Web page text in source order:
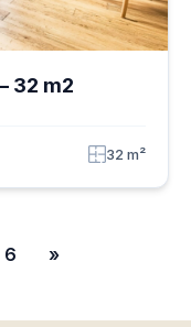
32 m2
32 m²
6 »